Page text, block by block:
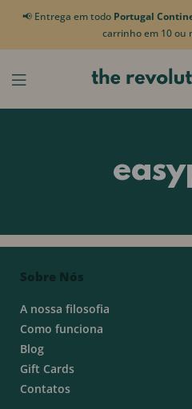
📢 Entrega em todo Portugal
carrinho em 10 ou
Sobre Nós
A nossa filosofia
Como funciona
Blog
Gift Cards
Contatos